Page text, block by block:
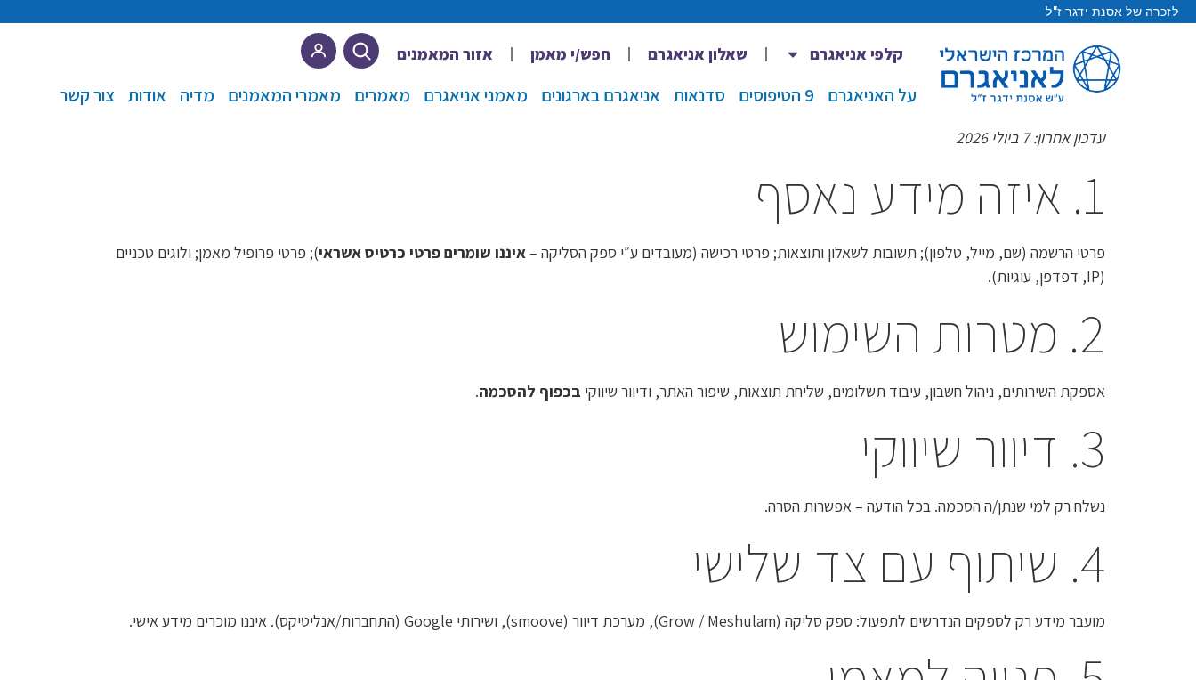
לזכרה של אסנת ידגר ז"ל
קלפי אניאגרם שאלון אניאגרם חפש/י מאמן אזור המאמנים
על האניאגרם 9 הטיפוסים סדנאות אניאגרם בארגונים מאמני אניאגרם מאמרים מאמרי המאמנים מדיה אודות צור קשר
עדכון אחרון: 7 ביולי 2026
1. איזה מידע נאסף
פרטי הרשמה (שם, מייל, טלפון); תשובות לשאלון ותוצאות; פרטי רכישה (מעובדים ע״י ספק הסליקה –איננו שומרים פרטי כרטיס אשראי); פרטי פרופיל מאמן; ולוגים טכניים
(IP, דפדפן, עוגיות).
2. מטרות השימוש
אספקת השירותים, ניהול חשבון, עיבוד תשלומים, שליחת תוצאות, שיפור האתר, ודיוור שיווקי בכפוף להסכמה.
3. דיוור שיווקי
נשלח רק למי שנתן/ה הסכמה. בכל הודעה – אפשרות הסרה.
4. שיתוף עם צד שלישי
מועבר מידע רק לספקים הנדרשים לתפעול: ספק סליקה (Grow / Meshulam), מערכת דיוור (smoove), ושירותי Google (התחברות/אנליטיקס). איננו מוכרים מידע אישי.